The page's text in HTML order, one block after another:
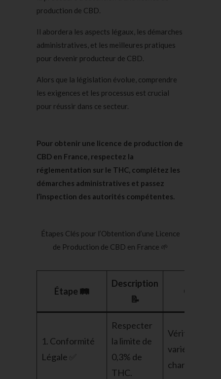
production de CBD.
Il abordera les aspects légaux, les démarches
administratives, et les meilleures pratiques
pour devenir producteur de CBD.
Alors que la législation évolue, comprendre
les exigences et les processus est crucial
pour réussir dans ce secteur.
Pour obtenir une licence de production de
CBD en France, respectez la
réglementation sur le THC, complétez les
démarches administratives et passez
l’inspection des autorités compétentes.
Étapes Clés pour l’Obtention d’une Licence
de Production de CBD en France 🌱
Étape 🛤️
Description
📝
Conseil
1. Conformité
Légale ✅
Respecter
la limite de
0,3% de
THC.
Vérifiez les
variétés de
chanvre